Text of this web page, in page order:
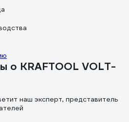
о KRAFTOOL VOLT-
наш эксперт, представитель